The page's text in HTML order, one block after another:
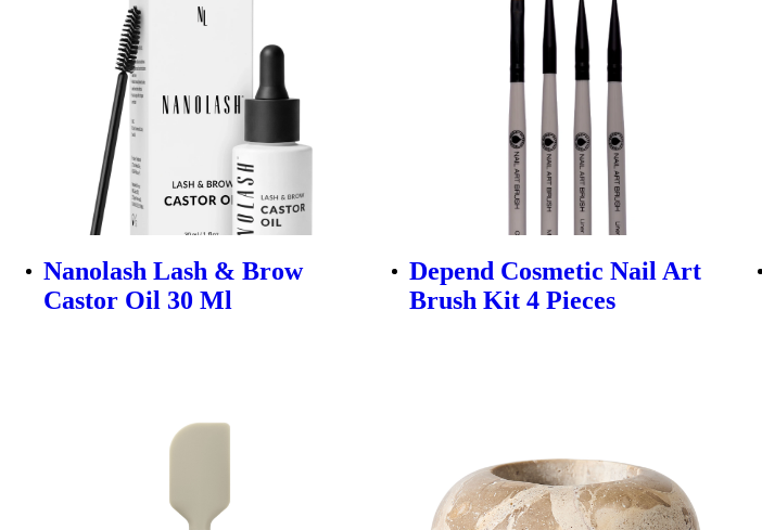
Nanolash Lash & Brow
Castor Oil 30 Ml
Depend Cosmetic Nail Art
Brush Kit 4 Pieces